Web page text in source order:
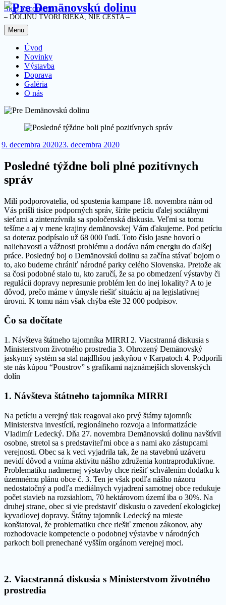
Skip to content
– DOLINU TVORÍ RIEKA, NIE CESTA –
Menu
Úvod
Novinky
Výstavba
Doprava
Galéria
O nás
9. decembra 202023. decembra 2020
Posledné týždne boli plné pozitívnych
správ
Milí podporovatelia, od spustenia kampane 18. novembra nám od
Vás prišli tisíce podporných správ, šírite petíciu ďalej sociálnymi
sieťami a zintenzívnila sa spoločenská diskusia. Veľmi sa tomu
tešíme a aj v mene krajiny demänovskej Vám ďakujeme. Pod petíciu
sa doteraz podpísalo už 68 000 ľudí. Toto číslo jasne hovorí o
naliehavosti a vážnosti problému a dodáva nám energiu do ďalšej
práce. Posledný boj o Demänovskú dolinu sa začína stávať bojom o
to, ako budeme chrániť národné parky celého Slovenska. Pretože ak
sa čosi podobné stalo tu, kto zaručí, že sa po obmedzení výstavby či
regulácii dopravy nepresunie problém len do inej lokality? A to je
dôvod, prečo máme v úmysle riešiť situáciu aj na legislatívnej
úrovni. K tomu nám však chýba ešte 32 000 podpisov.
Čo sa dočítate
1. Návšteva štátneho tajomníka MIRRI 2. Viacstranná diskusia s
Ministerstvom životného prostredia 3. Ohrozený Demänovský
jaskynný systém sa stal najdlhšou jaskyňou v Karpatoch 4. Podporili
ste nás kúpou “Poustrov” s grafikami najznámejších slovenských
dolín
1. Návšteva štátneho tajomníka MIRRI
Na petíciu a verejný tlak reagoval ako prvý štátny tajomník
Ministerstva investícií, regionálneho rozvoja a informatizácie
Vladimír Ledecký. Dňa 27. novembra Demänovskú dolinu navštívil
osobne, stretol sa s predstaviteľmi obce a s nami ako zástupcami
verejnosti. Obec sa k veci vyjadrila tak, že na stavebnú uzáveru
nevidí dôvod a vníma aktivitu nášho združenia kontraproduktívne.
Problematiku nadmernej výstavby chce riešiť schválením dodatku k
územnému plánu obce č. 3. Ten je však podľa nášho názoru
nedostatočný a podľa mediálnych vyjadrení samotnej obce redukuje
počet stavieb na rozsiahlom, 70 hektárovom území iba o 30%. Na
druhej strane, obec si vie predstaviť diskusiu o zavedení ekologickej
kyvadlovej dopravy. Štátny tajomník Ledecký na mieste
konštatoval, že problematiku chce riešiť zmenou zákonov, aby
rozhodovacie kompetencie o podobnej výstavbe v národných
parkoch boli prenechané vyšším orgánom verejnej moci.
2. Viacstranná diskusia s Ministerstvom životného
prostredia